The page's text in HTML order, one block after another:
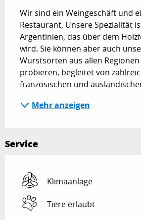
Wir sind ein Weingeschäft und
Restaurant, Unsere Spezialität
Argentinien, das über dem
wird. Sie können aber auch
Wurstsorten aus allen
probieren, begleitet von
französischen und
Mehr anzeigen
Service
Klimaanlage
Tiere erlaubt